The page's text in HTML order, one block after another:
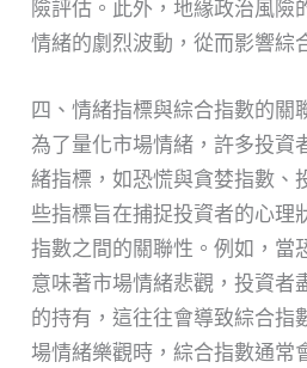
險評估。此外，地緣政治風險
情緒的劇烈波動，從而影響綜
四、情緒指標與綜合指數的關
為了量化市場情緒，許多投資
緒指標，如恐慌與貪婪指數、
些指標旨在捕捉投資者的心理
指數之間的關聯性。例如，當
意味著市場情緒悲觀，投資者
的持有，這往往會導致綜合指
場情緒樂觀時，綜合指數通常